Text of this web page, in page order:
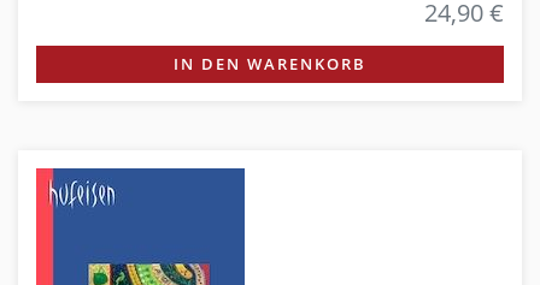
24,90 €
IN DEN WARENKORB